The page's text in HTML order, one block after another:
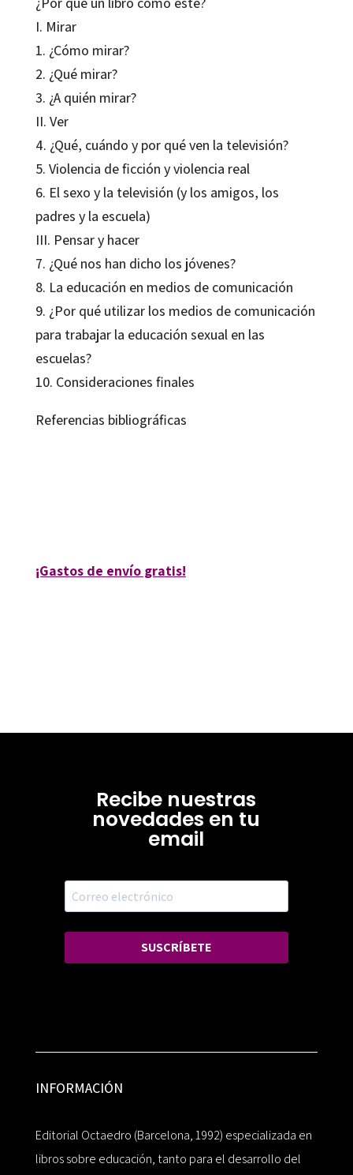
I. Mirar
1. ¿Cómo mirar?
2. ¿Qué mirar?
3. ¿A quién mirar?
II. Ver
4. ¿Qué, cuándo y por qué ven la televisión?
5. Violencia de ficción y violencia real
6. El sexo y la televisión (y los amigos, los
padres y la escuela)
III. Pensar y hacer
7. ¿Qué nos han dicho los jóvenes?
8. La educación en medios de comunicación
9. ¿Por qué utilizar los medios de comunicación
para trabajar la educación sexual en las
escuelas?
10. Consideraciones finales
Referencias bibliográficas
¡Gastos de envío gratis!
Recibe nuestras
novedades en tu
email
SUSCRÍBETE
INFORMACIÓN
Editorial Octaedro (Barcelona, 1992) especializada en
libros sobre educación, tanto para el desarrollo del